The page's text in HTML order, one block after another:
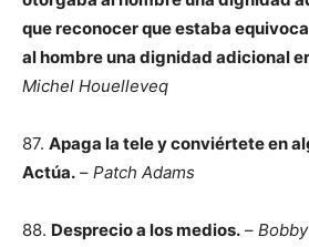
que reconocer que estaba
al hombre una dignidad adicional
Michel Houelleveq
87. Apaga la tele y conviértete en
Actúa. – Patch Adams
88. Desprecio a los medios. –